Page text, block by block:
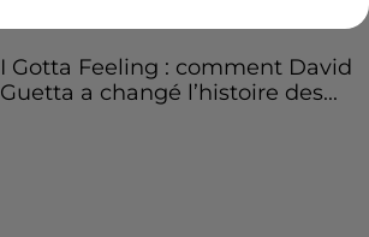
I Gotta Feeling : comment David
Guetta a changé l’histoire des...